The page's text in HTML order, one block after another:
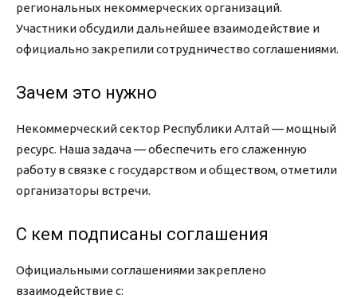
региональных некоммерческих организаций.
Участники обсудили дальнейшее взаимодействие и
официально закрепили сотрудничество соглашениями.
Зачем это нужно
Некоммерческий сектор Республики Алтай — мощный
ресурс. Наша задача — обеспечить его слаженную
работу в связке с государством и обществом, отметили
организаторы встречи.
С кем подписаны соглашения
Официальными соглашениями закреплено
взаимодействие с: